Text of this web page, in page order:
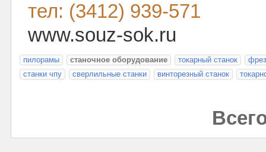
тел: (3412) 939-571
www.souz-sok.ru
пилорамы станочное оборудование токарный станок
станки чпу
сверлильные станки винторезный станок